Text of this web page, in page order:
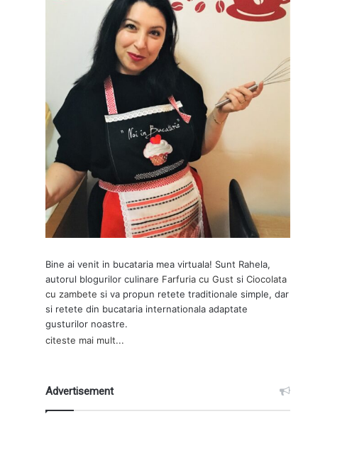
Bine ai venit in bucataria mea virtuala! Sunt Rahela,
autorul blogurilor culinare Farfuria cu Gust siCiocolata
cu zambete si va propun retete traditionale simple, dar
si retete din bucataria internationala adaptate
gusturilor noastre.
citeste mai mult...
Advertisement